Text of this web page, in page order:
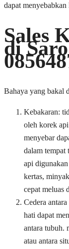
dapat
Sales
di
Bahaya yang bakal
Kebakaran:
oleh korek
menyebar
dalam
api
kertas,
cepat meluas
Cedera
hati dapat
antara tubuh.
atau antara